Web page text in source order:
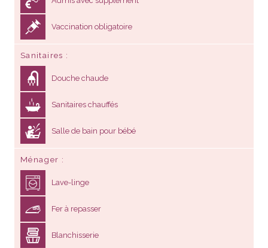
Vaccination obligatoire
Sanitaires
Douche chaude
Sanitaires chauffés
Salle de bain pour bébé
Ménager
Lave-linge
Fer à repasser
Blanchisserie